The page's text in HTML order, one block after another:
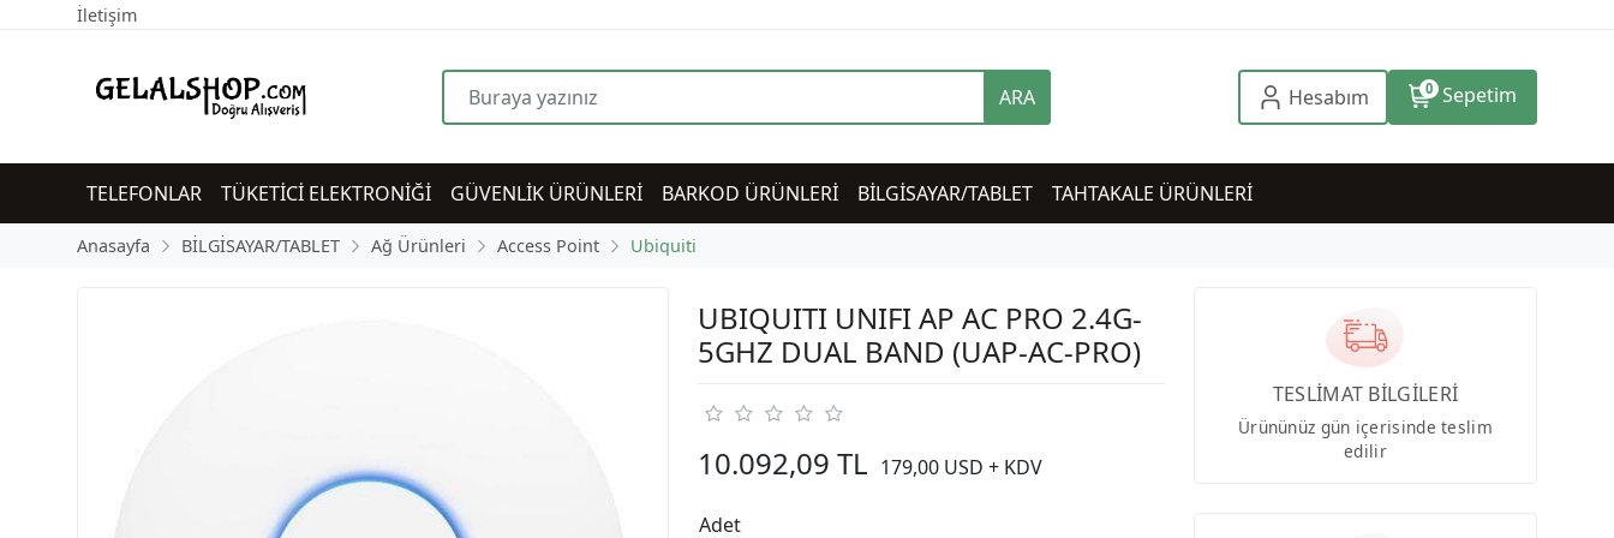
İletişim
ARA Hesabım 0 Sepetim
TELEFONLAR TÜKETİCİ ELEKTRONİĞİ GÜVENLİK ÜRÜNLERİ BARKOD ÜRÜNLERİ BİLGİSAYAR/TABLET TAHTAKALE ÜRÜNLERİ
Anasayfa BİLGİSAYAR/TABLET Ağ Ürünleri Access Point Ubiquiti
UBIQUITI UNIFI AP AC PRO 2.4G-
5GHZ DUAL BAND (UAP-AC-PRO)
10.092,09 TL 179,00 USD + KDV
Adet
TESLİMAT BİLGİLERİ
Ürününüz gün içerisinde teslim
edilir